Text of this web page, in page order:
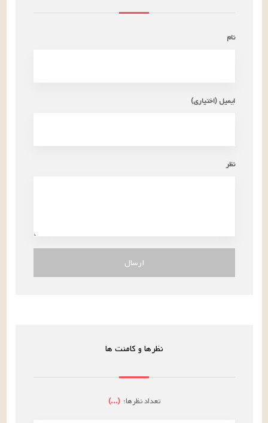
نام
ایمیل (اختیاری)
نظر
ارسال
نظرها و کامنت ها
تعداد نظرها: (
...
)